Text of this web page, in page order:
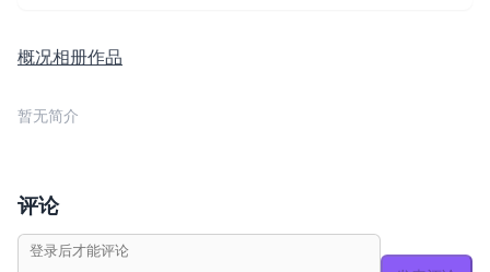
概况相册作品
暂无简介
评论